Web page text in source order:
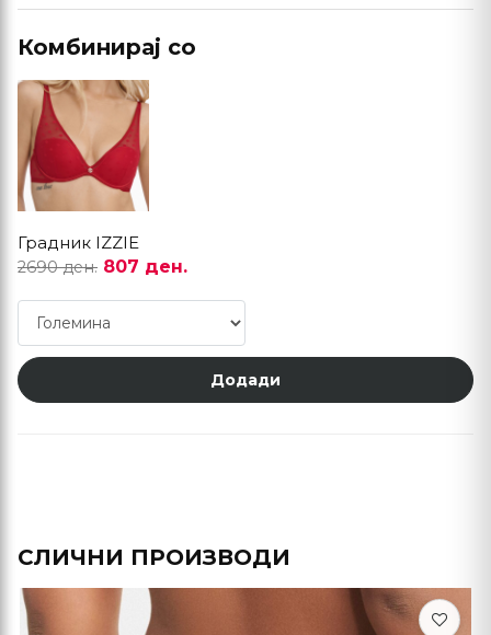
Комбинирај со
Градник IZZIE
2690 ден. 807 ден.
Додади
СЛИЧНИ ПРОИЗВОДИ